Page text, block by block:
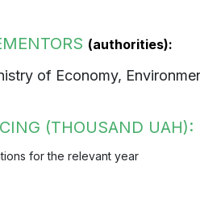
(authorities):
of Economy,
(THOUSAND UAH):
for the relevant year